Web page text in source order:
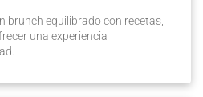
brunch equilibrado con recetas,
una experiencia